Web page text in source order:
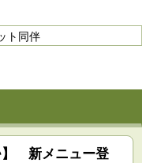
ト同伴
新メニュー登